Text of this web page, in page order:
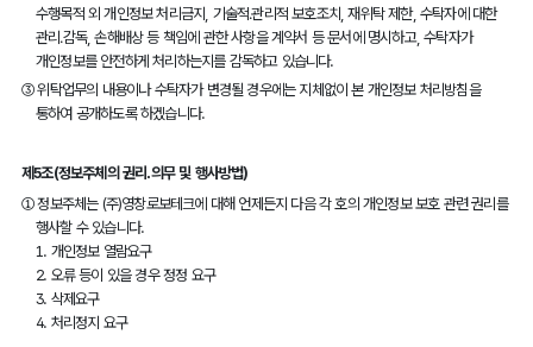
수행목적 외 개인정보 처리금지, 기술적․관리적 보호조치, 재위탁 제한, 수탁자에 대한
관리․감독, 손해배상 등 책임에 관한 사항을 계약서 등 문서에 명시하고, 수탁자가
개인정보를 안전하게 처리하는지를 감독하고 있습니다.
③위탁업무의 내용이나 수탁자가 변경될 경우에는 지체없이 본 개인정보 처리방침을
통하여 공개하도록 하겠습니다.
제5조(정보주체의 권리․의무 및 행사방법)
①정보주체는 (주)영창로보테크에 대해 언제든지 다음 각 호의 개인정보 보호 관련 권리를
행사할 수 있습니다.
1. 개인정보 열람요구
2. 오류 등이 있을 경우 정정 요구
3. 삭제요구
4. 처리정지 요구